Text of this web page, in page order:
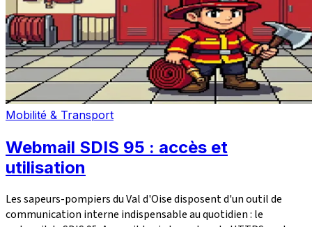
Mobilité & Transport
Webmail SDIS 95 : accès et
utilisation
Les sapeurs-pompiers du Val d'Oise disposent d'un outil de
communication interne indispensable au quotidien : le